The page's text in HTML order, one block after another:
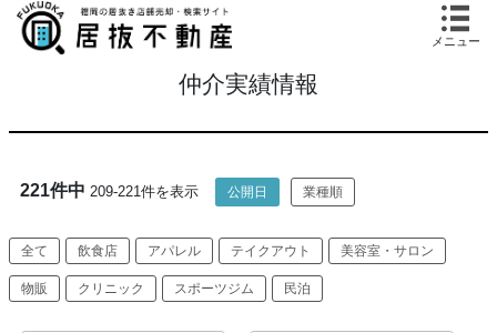
メニュー
仲介実績情報
221件中 209-221件を表示 公開日 業種順
全て 飲食店 アパレル テイクアウト 美容室・サロン
物販 クリニック スポーツジム 民泊